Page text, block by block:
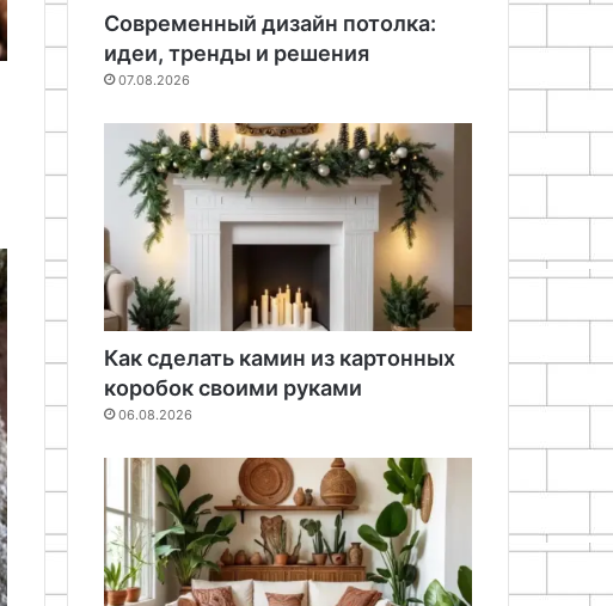
Современный дизайн потолка:
идеи, тренды и решения
07.08.2026
Как сделать камин из картонных
коробок своими руками
06.08.2026